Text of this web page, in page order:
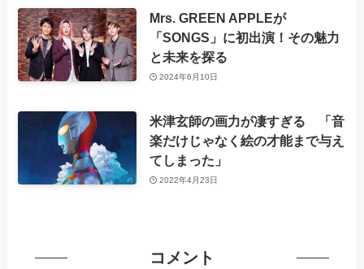
Mrs. GREEN APPLEが
「SONGS」に初出演！その魅力
と未来を探る
2024年6月10日
米津玄師の画力が凄すぎる 「音
楽だけじゃなく絵の才能まで与え
てしまった」
2022年4月23日
コメント